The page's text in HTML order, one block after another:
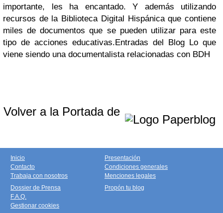
importante, les ha encantado. Y además utilizando
recursos de la Biblioteca Digital Hispánica que contiene
miles de documentos que se pueden utilizar para este
tipo de acciones educativas.Entradas del Blog Lo que
viene siendo una documentalista relacionadas con BDH
Volver a la Portada de
Inicio
Contacto
Trabaja con nosotros
Presentación
Condiciones generales
Menciones legales
Dossier de Prensa
F.A.Q.
Gestionar cookies
Propón tu blog